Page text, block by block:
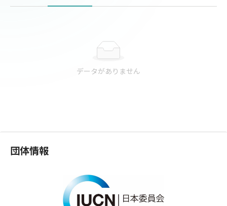
データがありません
団体情報